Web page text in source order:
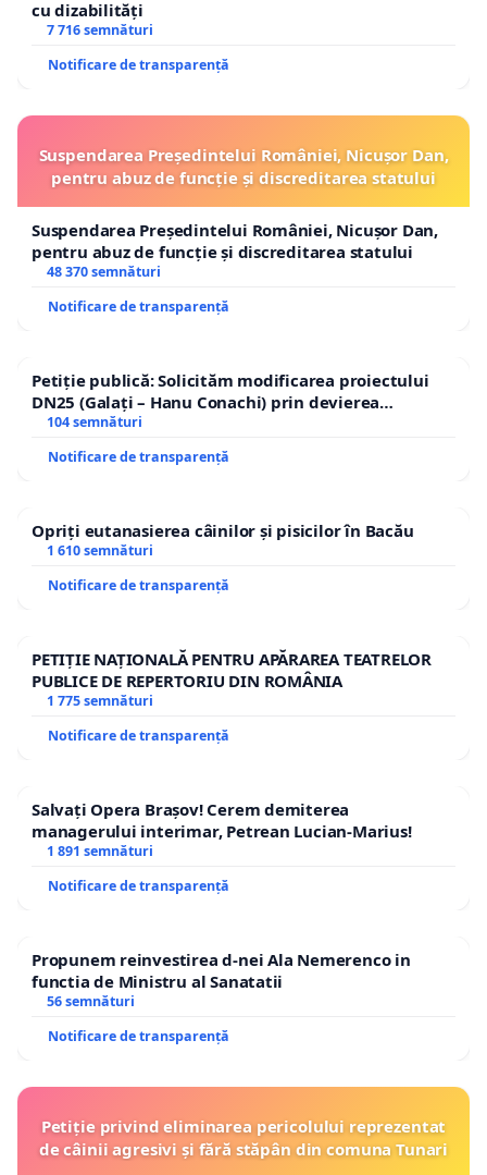
cu dizabilități
7 716 semnături
Notificare de transparență
Suspendarea Președintelui României, Nicușor Dan,
pentru abuz de funcție și discreditarea statului
Suspendarea Președintelui României, Nicușor Dan,
pentru abuz de funcție și discreditarea statului
48 370 semnături
Notificare de transparență
Petiție publică: Solicităm modificarea proiectului
DN25 (Galați – Hanu Conachi) prin devierea
traseului în afara localităților!
104 semnături
Notificare de transparență
Opriți eutanasierea câinilor și pisicilor în Bacău
1 610 semnături
Notificare de transparență
PETIȚIE NAȚIONALĂ PENTRU APĂRAREA TEATRELOR
PUBLICE DE REPERTORIU DIN ROMÂNIA
1 775 semnături
Notificare de transparență
Salvați Opera Brașov! Cerem demiterea
managerului interimar, Petrean Lucian-Marius!
1 891 semnături
Notificare de transparență
Propunem reinvestirea d-nei Ala Nemerenco in
functia de Ministru al Sanatatii
56 semnături
Notificare de transparență
Petiție privind eliminarea pericolului reprezentat
de câinii agresivi și fără stăpân din comuna Tunari